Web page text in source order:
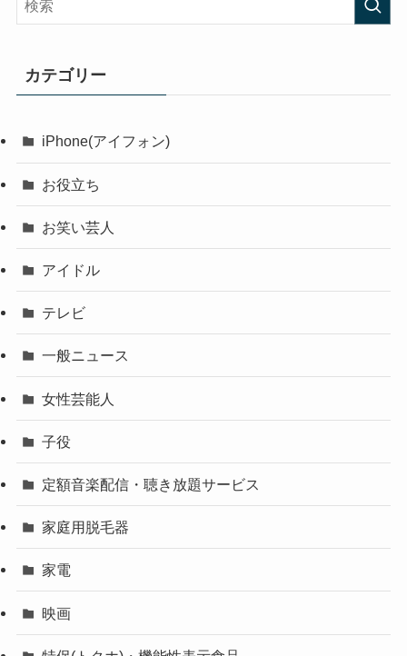
カテゴリー
iPhone(アイフォン)
お役立ち
お笑い芸人
アイドル
テレビ
一般ニュース
女性芸能人
子役
定額音楽配信・聴き放題サービス
家庭用脱毛器
家電
映画